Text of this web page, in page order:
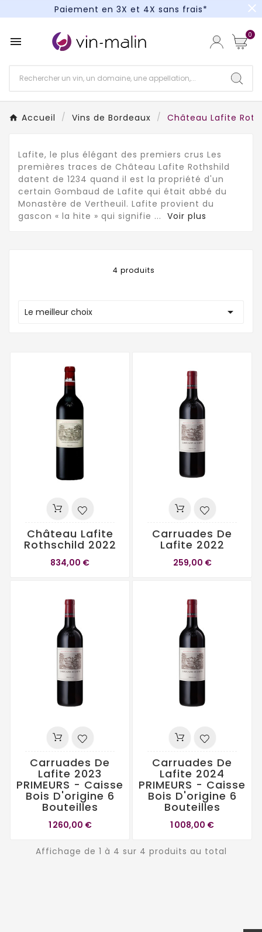
Paiement en 3X et 4X sans frais*
Paiement en 3X et 4X sans frais*
close
 0
Accueil Vins de Bordeaux Château Lafite
Lafite, le plus élégant des premiers crus Les
premières traces de Château Lafite Rothshild
datent de 1234 quand il est la propriété d'un
certain Gombaud de Lafite qui était abbé du
Monastère de Vertheuil. Lafite provient du
gascon « la hite » qui signifie ... Voir plus
4 produits
Le meilleur choix 
Château Lafite
Rothschild 2022
834,00 €
Carruades De
Lafite 2022
259,00 €
Carruades De
Lafite 2023
PRIMEURS - Caisse
Bois D'origine 6
Bouteilles
1 260,00 €
Carruades De
Lafite 2024
PRIMEURS - Caisse
Bois D'origine 6
Bouteilles
1 008,00 €
Affichage de 1 à 4 sur 4 produits au total